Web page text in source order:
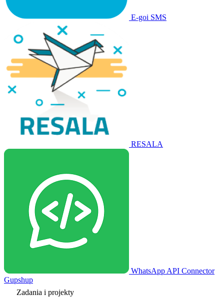
E-goi SMS
RESALA
WhatsApp API Connector
Gupshup
Zadania i projekty